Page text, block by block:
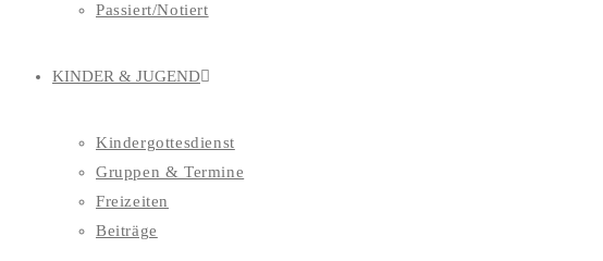
Passiert/Notiert
KINDER & JUGEND
Kindergottesdienst
Gruppen & Termine
Freizeiten
Beiträge